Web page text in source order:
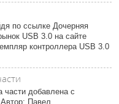
по ссылке Дочерняя
USB 3.0 на сайте
контроллера USB 3.0
части добавлена с
Павел